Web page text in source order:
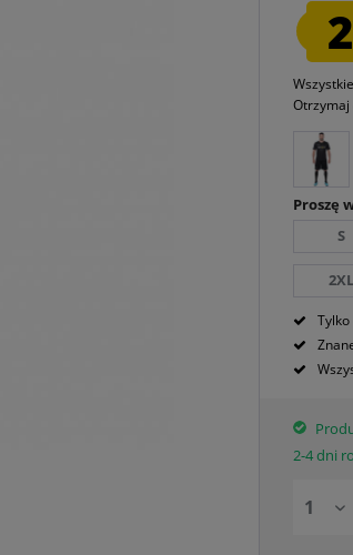
Otrzymaj
Proszę
S
2XL
2-4 dni